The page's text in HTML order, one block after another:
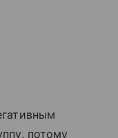
потому